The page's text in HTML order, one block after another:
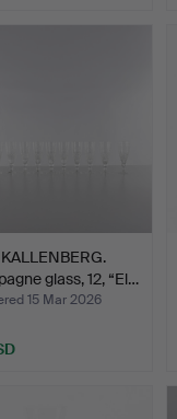
glass, 12, “El…
15 Mar 2026